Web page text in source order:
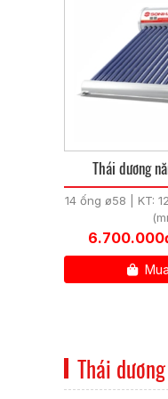
Thái dương
14 ống ø58 | KT:
Thái